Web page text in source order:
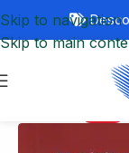
Skip to navigation
Skip to main